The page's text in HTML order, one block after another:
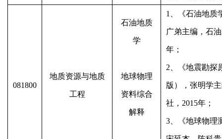
081800
地质资源与地质
工程
石油地质
学
地球物理
资料综合
解释
1 、《石油地
广弟主编，石
年；
2 、《地震勘
版），张明学
社， 2015年；
3 、《地球物理